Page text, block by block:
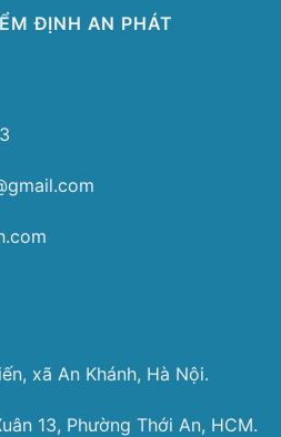
ĐỊNH AN PHÁT
xã An Khánh, Hà Nội.
13, Phường Thới An, HCM.